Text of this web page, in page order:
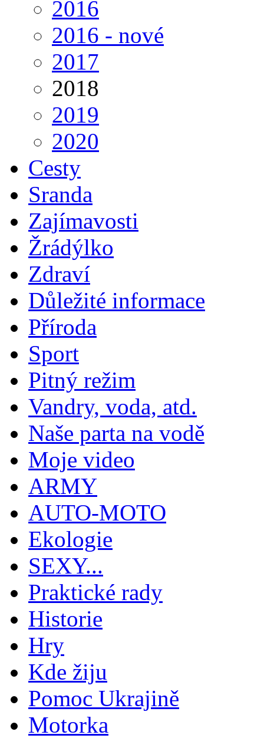
2016
2016 - nové
2017
2018
2019
2020
Cesty
Sranda
Zajímavosti
Žrádýlko
Zdraví
Důležité informace
Příroda
Sport
Pitný režim
Vandry, voda, atd.
Naše parta na vodě
Moje video
ARMY
AUTO-MOTO
Ekologie
SEXY...
Praktické rady
Historie
Hry
Kde žiju
Pomoc Ukrajině
Motorka